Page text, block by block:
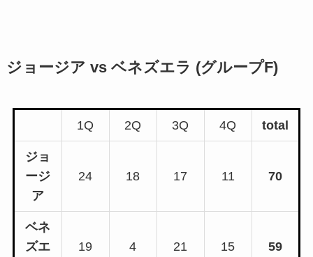
ジョージア vs ベネズエラ (グループF)
1Q 2Q 3Q 4Q total
ジョ
ージ
ア
24 18 17 11 70
ベネ
ズエ
19 4 21 15 59